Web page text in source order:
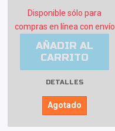
Disponible sólo para
compras en línea con envío
AÑADIR AL
CARRITO
DETALLES
Agotado